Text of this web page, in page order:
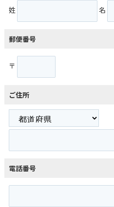
姓 名
郵便番号
〒
ご住所
電話番号